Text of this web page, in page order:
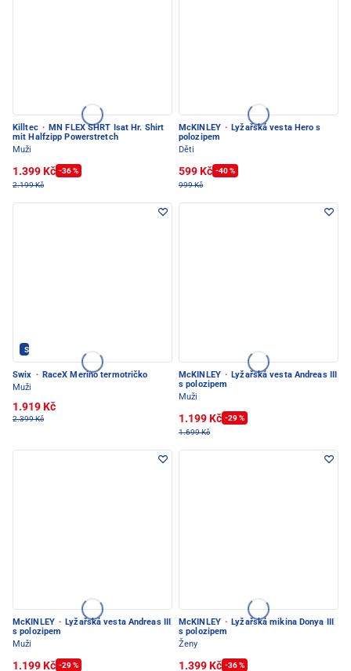
Killtec · MN FLEX SHRT Isat Hr. Shirt
mit Halfzipp Powerstretch
Muži
1.399 Kč -36 %
2.199 Kč
McKINLEY · Lyžařská vesta Hero s
polozipem
Děti
599 Kč -40 %
999 Kč
SWIX - PEC POD SNĚŽKOU
Swix · RaceX Merino termotričko
Muži
1.919 Kč
2.399 Kč
McKINLEY · Lyžařská vesta Andreas III
s polozipem
Muži
1.199 Kč -29 %
1.699 Kč
McKINLEY · Lyžařská vesta Andreas III
s polozipem
Muži
1.199 Kč -29 %
McKINLEY · Lyžařská mikina Donya III
s polozipem
Ženy
1.399 Kč -36 %